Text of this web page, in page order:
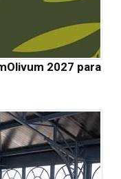
2027 para